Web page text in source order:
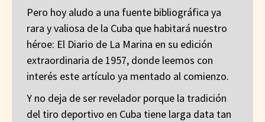
Pero hoy aludo a una fuente bibliográfica ya
rara y valiosa de la Cuba que habitará nuestro
héroe: El Diario de La Marina en su edición
extraordinaria de 1957, donde leemos con
interés este artículo ya mentado al comienzo.
Y no deja de ser revelador porque la tradición
del tiro deportivo en Cuba tiene larga data tan